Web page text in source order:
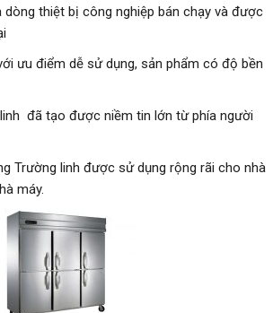
dòng thiệt bị công nghiệp bán chạy và được
ưu điểm dễ sử dụng, sản phẩm có độ bền
đã tạo được niềm tin lớn từ phía người
Trường linh được sử dụng rộng rãi cho nhà
máy.